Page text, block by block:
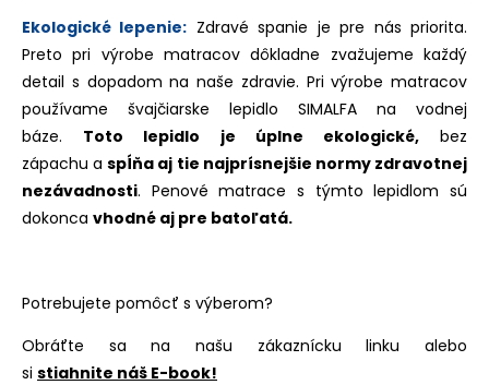
Ekologické lepenie: Zdravé spanie je pre nás priorita.
Preto pri výrobe matracov dôkladne zvažujeme každý
detail s dopadom na naše zdravie. Pri výrobe matracov
používame švajčiarske lepidlo SIMALFA na vodnej
báze. Toto lepidlo je úplne ekologické,bez
zápachu aspĺňa aj tie najprísnejšie normy zdravotnej
nezávadnosti. Penové matrace s týmto lepidlom sú
dokonca vhodné aj pre batoľatá.
Potrebujete pomôcť s výberom?
Obráťte sa na našu zákaznícku linku alebo
si stiahnite náš E-book!